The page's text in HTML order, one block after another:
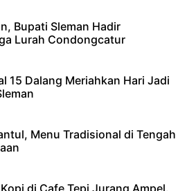
Bupati Sleman Hadir
Lurah Condongcatur
15 Dalang Meriahkan Hari Jadi
Menu Tradisional di Tengah